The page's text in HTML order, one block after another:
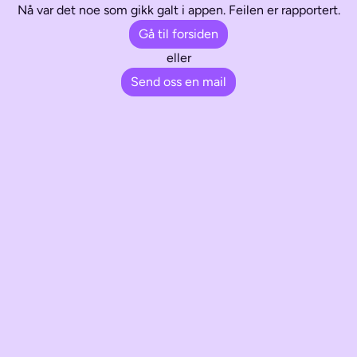
Nå var det noe som gikk galt i appen. Feilen er rapportert.
Gå til forsiden
eller
Send oss en mail